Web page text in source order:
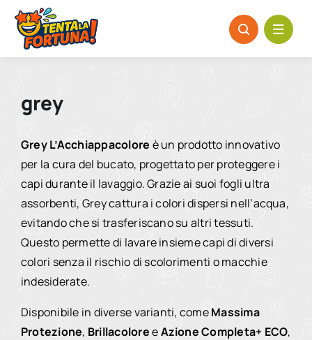
Salta
contenuto
grey
Grey L’Acchiappacolore è un prodotto innovativo
per la cura del bucato, progettato per proteggere i
capi durante il lavaggio.Grazie ai suoi fogli ultra
assorbenti, Grey cattura i colori dispersi nell’acqua,
evitando che si trasferiscano su altri tessuti.
Questo permette di lavare insieme capi di diversi
colori senza il rischio di scolorimenti o macchie
indesiderate.
Disponibile in diverse varianti, comeMassima
Protezione, BrillacoloreeAzione Completa+ ECO,